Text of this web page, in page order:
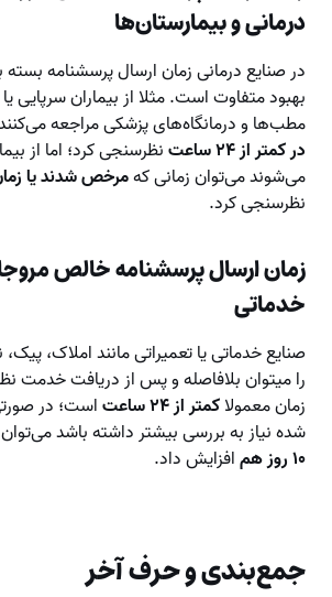
درمانی و بیمارستان‌ها
در صنایع درمانی زمان ارسال پرسشنامه بسته
بهبود متفاوت است. مثلا از بیماران سرپایی یا
مطب‌ها و درمانگاه‌های پزشکی مراجعه
در کمتر از ۲۴ ساعت
نظرسنجی کرد؛ اما از
می‌شوند می‌توان زمانی کهمرخص شدند یا
نظرسنجی کرد.
زمان ارسال پرسشنامه خالص
خدماتی
صنایع خدماتی یا تعمیراتی مانند املاک،
را میتوان بلافاصله و پس از دریافت خدمت
زمان معمولاکمتر از ۲۴ ساعت
است؛ ‌در
شده نیاز به بررسی بیشتر داشته باشد
۱۰ روز هم
افزایش داد.
جمع‌بندی و حرف آخر